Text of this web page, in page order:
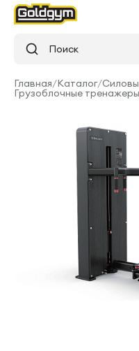
Поиск
Главная/Каталог/
Грузоблочные тренажеры